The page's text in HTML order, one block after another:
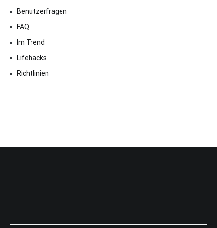
Benutzerfragen
FAQ
Im Trend
Lifehacks
Richtlinien